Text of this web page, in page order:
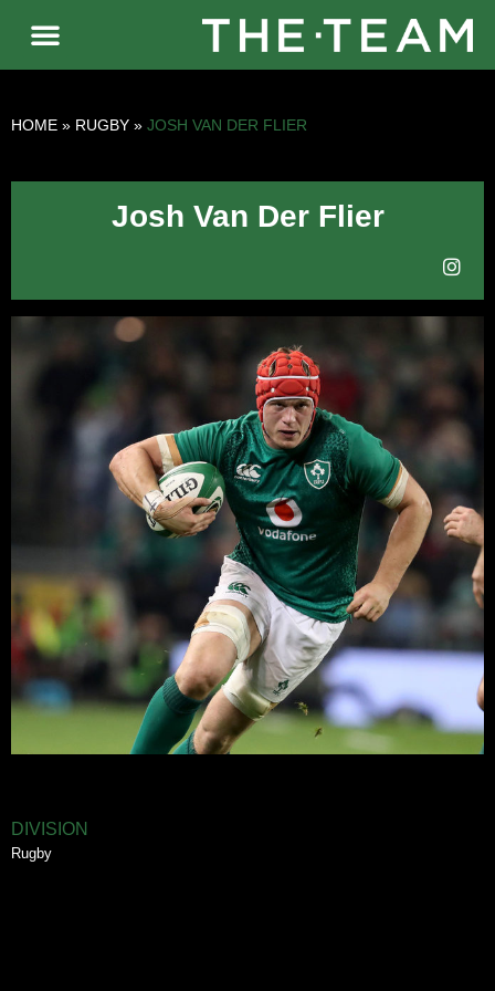
HOME » RUGBY » JOSH VAN DER FLIER
Josh Van Der Flier
DIVISION
Rugby